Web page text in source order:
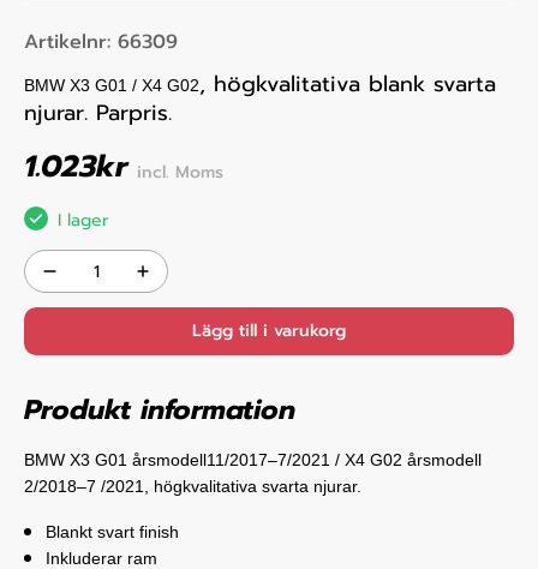
Artikelnr: 66309
BMW X3 G01 / X4 G02, högkvalitativa blank svarta
njurar. Parpris.
1.023kr incl. Moms
I lager
Lägg till i varukorg
Produkt information
BMW X3 G01 årsmodell11/2017–7/2021 / X4 G02 årsmodell
2/2018–7 /2021, högkvalitativa svarta njurar.
Blankt svart finish
Inkluderar ram